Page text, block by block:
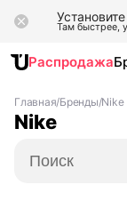
Там быстрее,
Распродажа
Главная/Бренды/Nike
Nike
Поиск